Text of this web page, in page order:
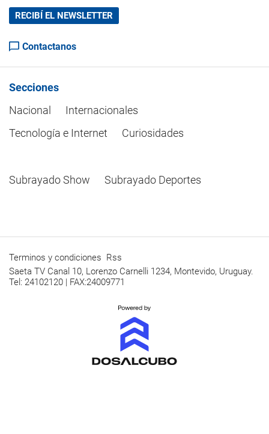
RECIBÍ EL NEWSLETTER
Contactanos
Secciones
Nacional
Internacionales
Tecnología e Internet
Curiosidades
Subrayado Show Subrayado Deportes
Terminos y condiciones Rss
Saeta TV Canal 10, Lorenzo Carnelli 1234, Montevido, Uruguay.
Tel: 24102120 | FAX:24009771